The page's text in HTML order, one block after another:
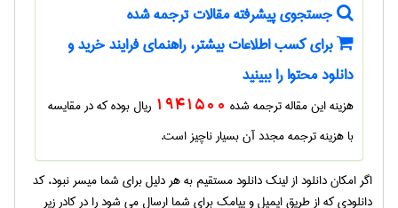
جستجوی پیشرفته مقالات ترجمه شده
برای کسب اطلاعات بیشتر، راهنمای فرایند خرید و
دانلود محتوا را ببینید
هزینه این مقاله ترجمه شده 1941500 ریال بوده که در مقایسه
با هزینه ترجمه مجدد آن بسیار ناچیز است.
اگر امکان دانلود از لینک دانلود مستقیم به هر دلیل برای شما میسر نبود، کد
دانلودی که از طریق ایمیل و پیامک برای شما ارسال می شود را در کادر زیر